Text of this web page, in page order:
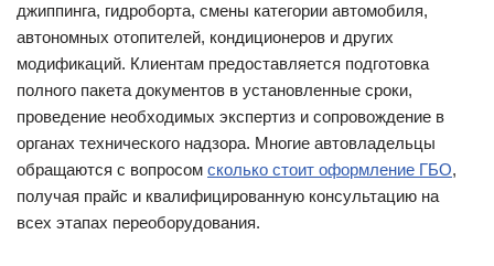
джиппинга, гидроборта, смены категории автомобиля,
автономных отопителей, кондиционеров и других
модификаций. Клиентам предоставляется подготовка
полного пакета документов в установленные сроки,
проведение необходимых экспертиз и сопровождение в
органах технического надзора. Многие автовладельцы
обращаются с вопросом сколько стоит оформление ГБО,
получая прайс и квалифицированную консультацию на
всех этапах переоборудования.